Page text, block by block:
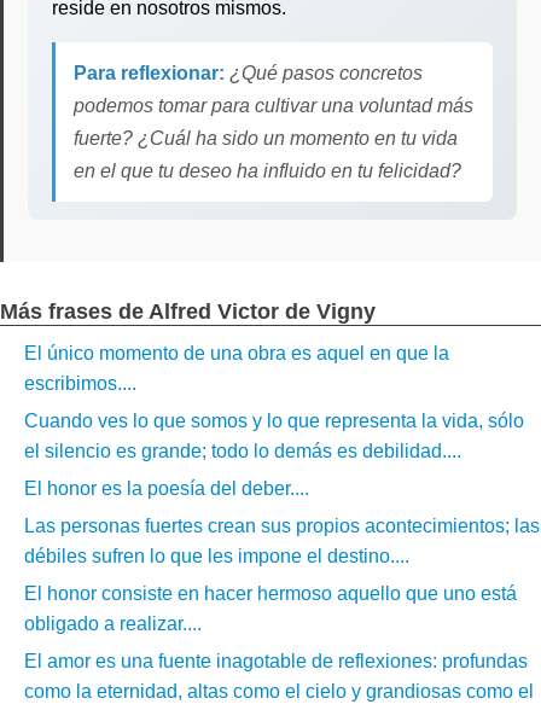
reside en nosotros mismos.
Para reflexionar: ¿Qué pasos concretos
podemos tomar para cultivar una voluntad más
fuerte? ¿Cuál ha sido un momento en tu vida
en el que tu deseo ha influido en tu felicidad?
Más frases de Alfred Victor de Vigny
El único momento de una obra es aquel en que la
escribimos....
Cuando ves lo que somos y lo que representa la vida, sólo
el silencio es grande; todo lo demás es debilidad....
El honor es la poesía del deber....
Las personas fuertes crean sus propios acontecimientos; las
débiles sufren lo que les impone el destino....
El honor consiste en hacer hermoso aquello que uno está
obligado a realizar....
El amor es una fuente inagotable de reflexiones: profundas
como la eternidad, altas como el cielo y grandiosas como el